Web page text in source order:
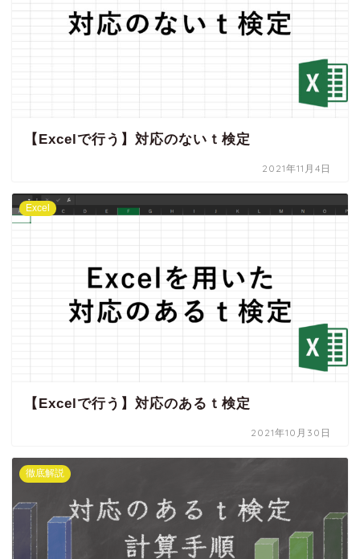
【Excelで行う】対応のないｔ検定
2021年11月4日
Excel
【Excelで行う】対応のあるｔ検定
2021年10月30日
徹底解説